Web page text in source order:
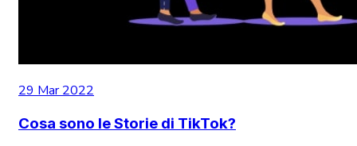
29 Mar 2022
Cosa sono le Storie di TikTok?